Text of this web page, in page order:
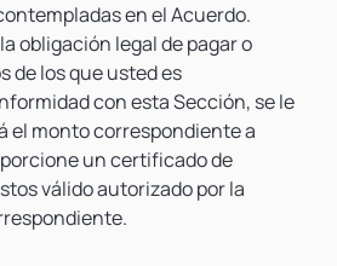
en el Acuerdo.
obligación legal de pagar o
de los que usted es
con esta Sección, se le
el monto correspondiente a
un certificado de
válido autorizado por la